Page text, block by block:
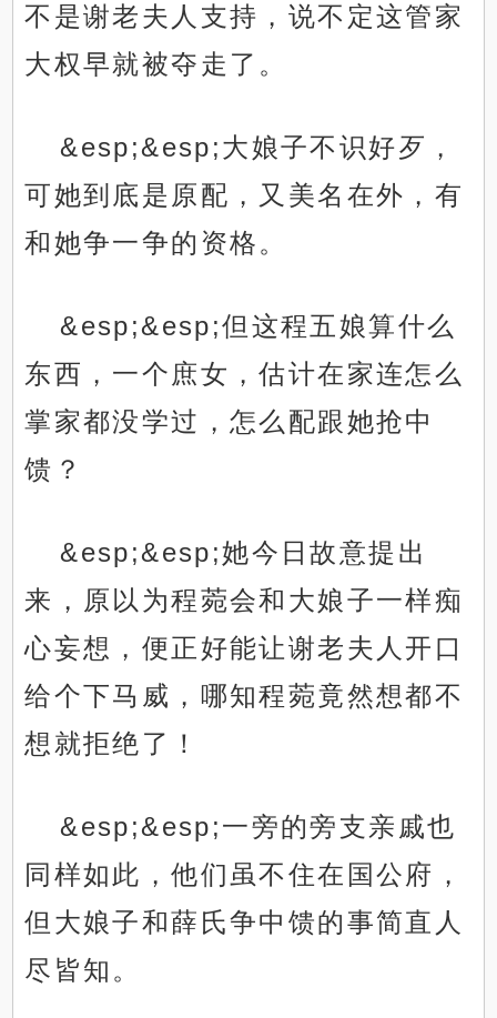
不是谢老夫人支持，说不定这管家
大权早就被夺走了。
&esp;&esp;大娘子不识好歹，
可她到底是原配，又美名在外，有
和她争一争的资格。
&esp;&esp;但这程五娘算什么
东西，一个庶女，估计在家连怎么
掌家都没学过，怎么配跟她抢中
馈？
&esp;&esp;她今日故意提出
来，原以为程菀会和大娘子一样痴
心妄想，便正好能让谢老夫人开口
给个下马威，哪知程菀竟然想都不
想就拒绝了！
&esp;&esp;一旁的旁支亲戚也
同样如此，他们虽不住在国公府，
但大娘子和薛氏争中馈的事简直人
尽皆知。